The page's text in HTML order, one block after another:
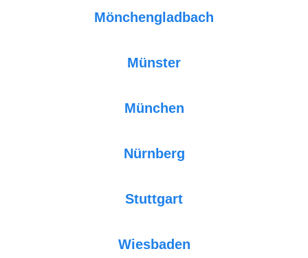
Mönchengladbach
Münster
München
Nürnberg
Stuttgart
Wiesbaden